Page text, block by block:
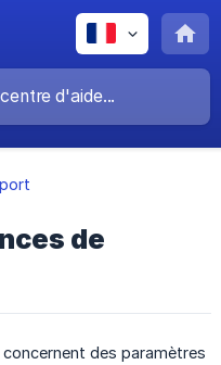
de
concernent des paramètres